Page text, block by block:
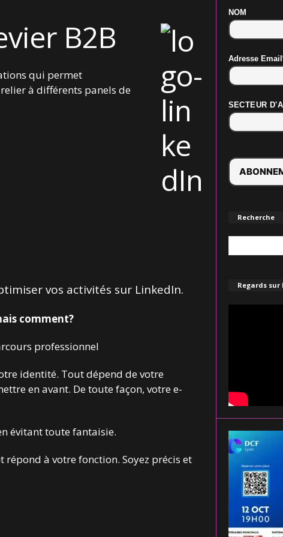
B2B
qui permet
à différents panels de
vos activités sur LinkedIn.
comment?
professionnel
identité. Tout dépend de votre
en avant. De toute façon, votre e-
évitant toute fantaisie.
répond à votre fonction. Soyez précis et
NOM
Adresse
SECTEUR
Recherche
Regards sur